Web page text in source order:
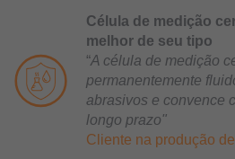
Célula de medição
melhor de seu tipo
“A célula de medição
permanentemente
abrasivos e convence
longo prazo"
Cliente na produção